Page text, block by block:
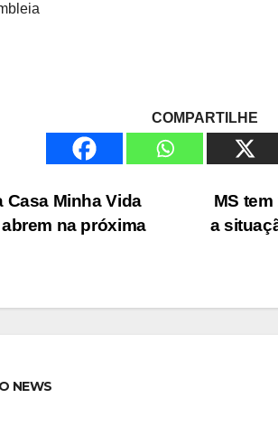
COMPARTILHE
MS
a
Minha Vida
na próxima
NEWS